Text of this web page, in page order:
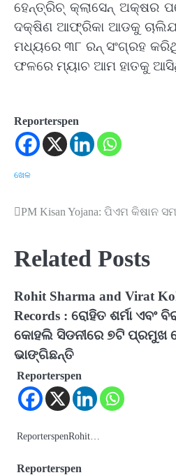
ହେନ୍ତ୍ରିଚ୍ କ୍ଲାସେନ୍ ଅକ୍ଷର
ଦକ୍ଷିଣ ଆଫ୍ରିକା ଆଡକୁ
ମଧ୍ୟରେ ୩୮ ରନ୍ ସଂଗ୍ରହ
ଫଳରେ ମ୍ୟାଚ ଆମ ହାତକୁ
Reporterspen
ଖେଳ
Post
PM Kisan Yojana: ପିଏମ କିଷାନ
Related Posts
Rohit Sharma and Virat
Records : ରୋହିତ ଶର୍ମା ଏବଂ
କୋହଲି ସିଡନୀରେ ୭ଟି ପ୍ରମୁଖ
ଭାଙ୍ଗିଛନ୍ତି
Reporterspen
ReporterspenRohit…
Reporterspen